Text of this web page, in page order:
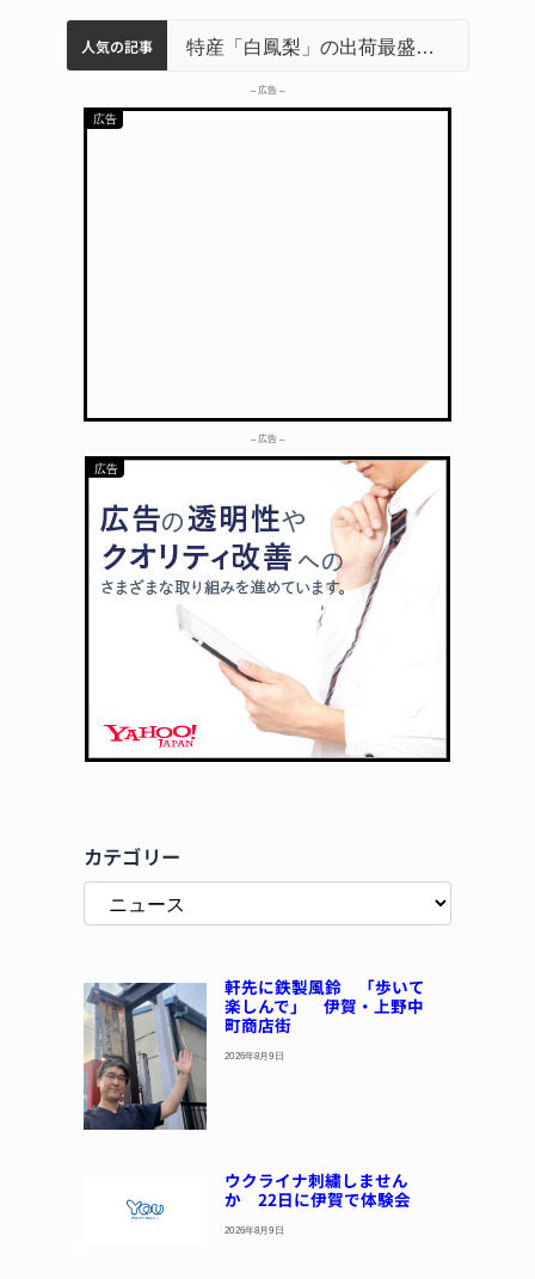
人気の記事
名張市水道料金47％値上げへ 答申案、審議会で大筋まとまる
中学校の陶壁モニュメント 地元建設会社がボランティアで清掃 伊賀
名張市立病院のDMAT、熊本地震の被災地へ 能登以来3回目の派遣 特産「白鳳梨」の出荷最盛期 直売所にぎわう 伊賀
– 広告 –
– 広告 –
カテゴリー
軒先に鉄製風鈴 「歩いて
楽しんで」 伊賀・上野中
町商店街
2026年8月9日
ウクライナ刺繍しません
か 22日に伊賀で体験会
2026年8月9日